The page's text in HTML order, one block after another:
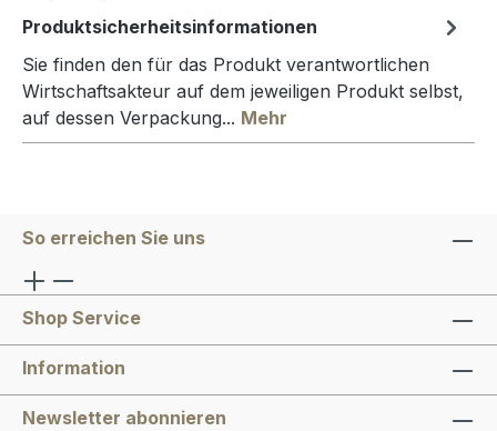
Produktsicherheitsinformationen
Sie finden den für das Produkt verantwortlichen
Wirtschaftsakteur auf dem jeweiligen Produkt selbst,
auf dessen Verpackung... Mehr
So erreichen Sie uns
Shop Service
Information
Newsletter abonnieren